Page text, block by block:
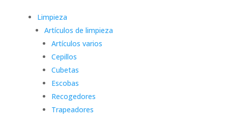
Limpieza
Artículos de limpieza
Artículos varios
Cepillos
Cubetas
Escobas
Recogedores
Trapeadores